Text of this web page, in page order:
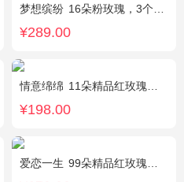
梦想缤纷 16朵粉玫瑰，3个白色乒乓菊，一个紫色绣球，紫色桔梗、绿叶搭配
¥289.00
情意绵绵 11朵精品红玫瑰，搭配相思梅、黄莺，随机赠送一对小熊。
¥198.00
爱恋一生 99朵精品红玫瑰，搭配适量相思梅。